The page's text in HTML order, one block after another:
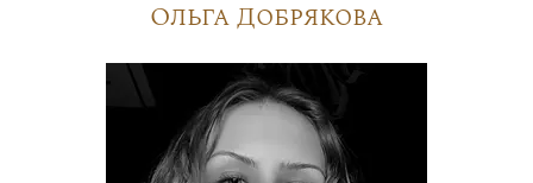
Ольга Добрякова